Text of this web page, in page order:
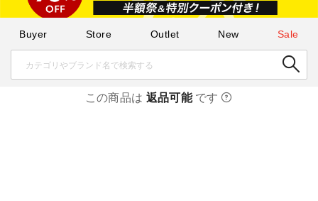
Buyer Store Outlet New Sale
この商品は 返品可能です